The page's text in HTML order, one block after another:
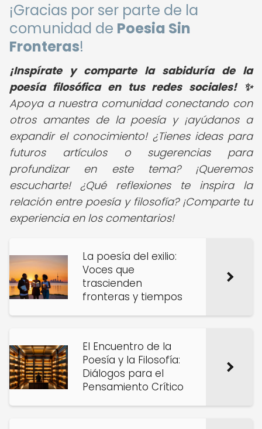
¡Gracias por ser parte de la
comunidad de Poesia Sin
Fronteras!
¡Inspírate y comparte la sabiduría de la
poesía filosófica en tus redes sociales! ✨
Apoya a nuestra comunidad conectando con
otros amantes de la poesía y ¡ayúdanos a
expandir el conocimiento! ¿Tienes ideas para
futuros artículos o sugerencias para
profundizar en este tema? ¡Queremos
escucharte! ¿Qué reflexiones te inspira la
relación entre poesía y filosofía? ¡Comparte tu
experiencia en los comentarios!
La poesía del exilio:
Voces que
trascienden
fronteras y tiempos
El Encuentro de la
Poesía y la Filosofía:
Diálogos para el
Pensamiento Crítico